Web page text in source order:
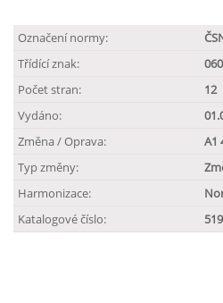
Označení normy:
Třídící znak:
Počet stran:
12
Vydáno:
Změna / Oprava:
A1
Typ změny:
Harmonizace:
Katalogové číslo: